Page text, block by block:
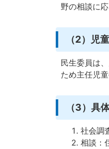
野の相談に
（2）児
民生委員は
ため主任児
（3）具
社会調
相談：